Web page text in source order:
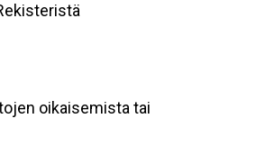
oikaisemista tai